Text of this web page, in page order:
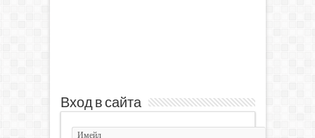
Вход в сайта